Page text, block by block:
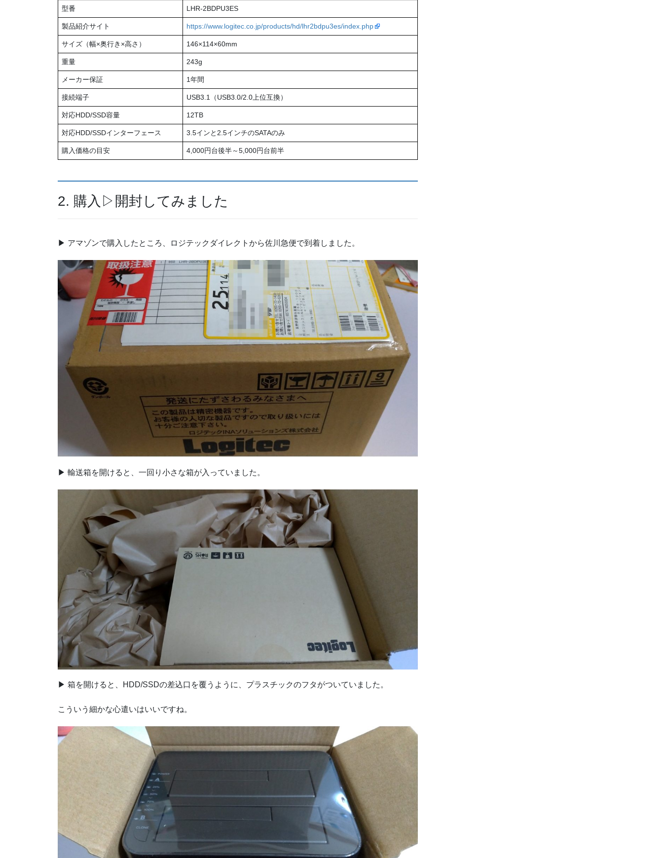
型番 LHR-2BDPU3ES
製品紹介サイト https://www.logitec.co.jp/products/hd/lhr2bdpu3es/index.php
サイズ（幅×奥行き×高さ） 146×114×60mm
重量 243g
メーカー保証 1年間
接続端子 USB3.1（USB3.0/2.0上位互換）
対応HDD/SSD容量 12TB
対応HDD/SSDインターフェース 3.5インと2.5インチのSATAのみ
購入価格の目安 4,000円台後半～5,000円台前半
2. 購入▷開封してみました
▶ アマゾンで購入したところ、ロジテックダイレクトから佐川急便で到着しました。
▶ 輸送箱を開けると、一回り小さな箱が入っていました。
▶ 箱を開けると、HDD/SSDの差込口を覆うように、プラスチックのフタがついていました。
こういう細かな心遣いはいいですね。